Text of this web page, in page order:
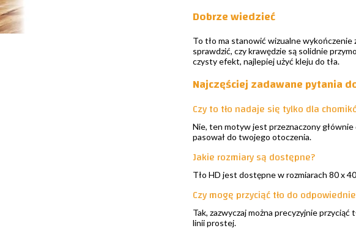
Dobrze wiedzieć
To tło ma stanowić wizualne
sprawdzić, czy krawędzie są solidnie
czysty efekt, najlepiej użyć kleju do tła.
Najczęściej zadawane pytania
Czy to tło nadaje się tylko dla
Nie, ten motyw jest przeznaczony głównie
pasował do twojego otoczenia.
Jakie rozmiary są dostępne?
Tło HD jest dostępne w rozmiarach 80 x
Czy mogę przyciąć tło do
Tak, zazwyczaj można precyzyjnie
linii prostej.